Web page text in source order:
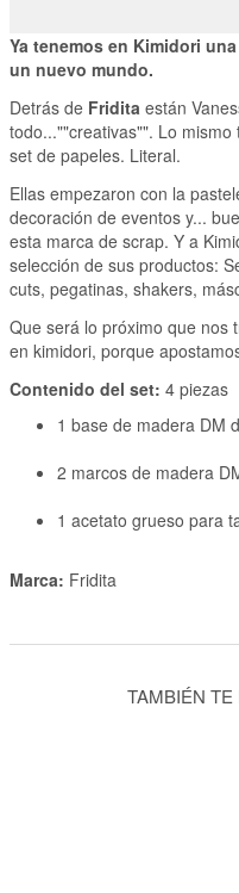
Ya tenemos en Kimidori
un nuevo mundo.
Detrás de Fridita están
todo...""creativas"". Lo
set de papeles. Literal.
Ellas empezaron con la
decoración de eventos y...
esta marca de scrap. Y a
selección de sus productos:
cuts, pegatinas, shakers,
Que será lo próximo que nos
en kimidori, porque
Contenido del set: 4 piezas
1 base de madera DM
2 marcos de madera
1 acetato grueso para
Marca: Fridita
TAMBIÉN